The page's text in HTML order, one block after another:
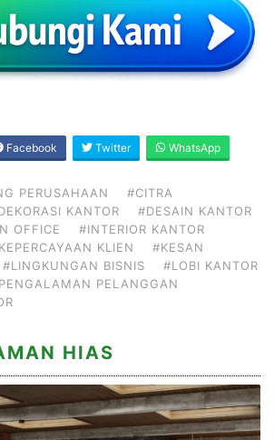
Facebook Twitter WhatsApp
PERUSAHAAN
#CITRA
KANTOR
#DESAIN KANTOR
OFFICE
#INTERIOR KANTOR
KLIEN
#KESAN
#LINGKUNGAN BISNIS
#LOBI KANTOR
PELANGGAN
HIAS